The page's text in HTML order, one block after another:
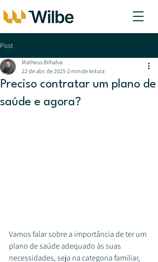
Post
Preciso contratar um plano de
saúde e agora?
Matheus Bilhalva
22 de abr. de 2025 2 min de leitura
Vamos falar sobre a importância de ter um
plano de saúde adequado às suas
necessidades, seja na categoria familiar,